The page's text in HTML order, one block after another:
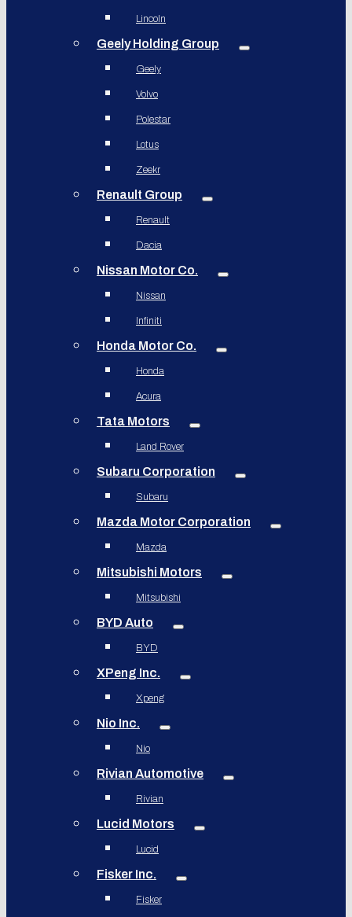
Lincoln
Geely Holding Group
Geely
Volvo
Polestar
Lotus
Zeekr
Renault Group
Renault
Dacia
Nissan Motor Co.
Nissan
Infiniti
Honda Motor Co.
Honda
Acura
Tata Motors
Land Rover
Subaru Corporation
Subaru
Mazda Motor Corporation
Mazda
Mitsubishi Motors
Mitsubishi
BYD Auto
BYD
XPeng Inc.
Xpeng
Nio Inc.
Nio
Rivian Automotive
Rivian
Lucid Motors
Lucid
Fisker Inc.
Fisker